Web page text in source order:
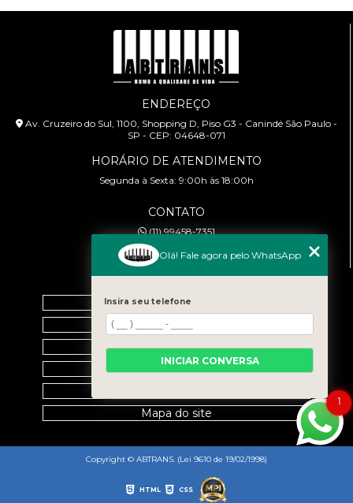
ENDEREÇO
Av. Cruzeiro do Sul, 1100, Shopping D, Piso G3 - Canindé São Paulo -
SP - CEP: 04648-071
HORÁRIO DE ATENDIMENTO
Segunda à Sexta: 9:00h às 18:00h
CONTATO
(11) 99458-7351
cursoabtrans@gmail.com
Home
Empresa
Galeria
Contato
Mapa do site
Copyright © ABTRANS. (Lei 9610 de 19/02/1998)
HTML CSS
1
Olá! Fale agora pelo WhatsApp
Insira seu telefone
INICIAR CONVERSA